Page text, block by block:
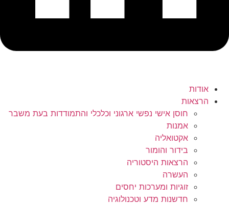
אודות
הרצאות
חוסן אישי נפשי ארגוני וכלכלי והתמודדות בעת משבר
אמנות
אקטואליה
בידור והומור
הרצאות היסטוריה
העשרה
זוגיות ומערכות יחסים
חדשנות מדע וטכנולוגיה